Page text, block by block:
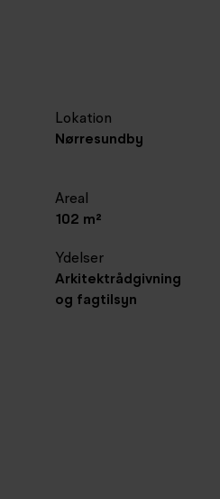
Lokation
Nørresundby
Areal
102 m²
Ydelser
Arkitektrådgivning
og fagtilsyn